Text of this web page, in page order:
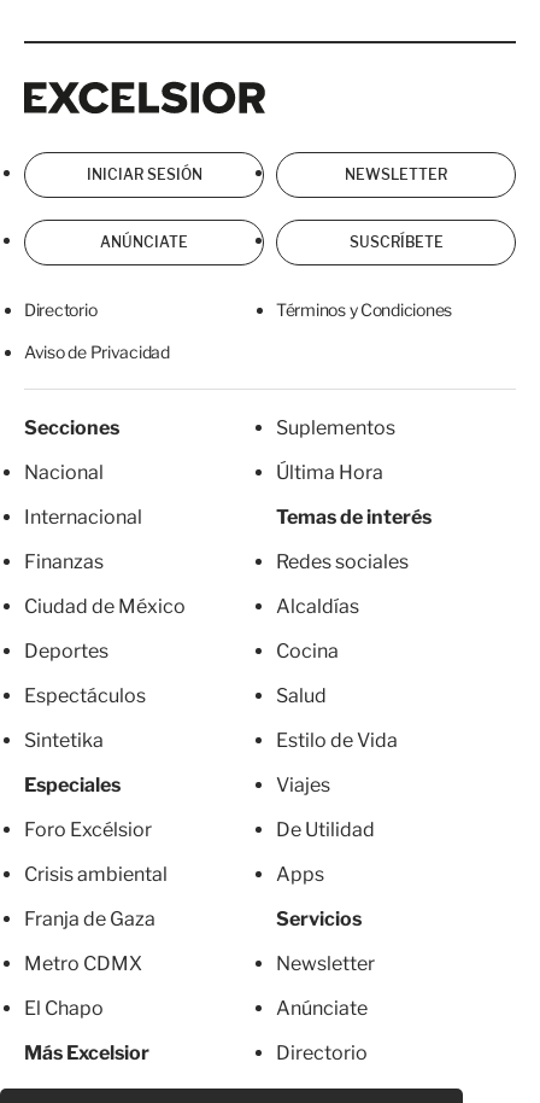
INICIAR SESIÓN NEWSLETTER
ANÚNCIATE SUSCRÍBETE
Directorio Términos y Condiciones
Aviso de Privacidad
Secciones
Nacional
Internacional
Finanzas
Ciudad de México
Deportes
Espectáculos
Sintetika
Especiales
Foro Excélsior
Crisis ambiental
Franja de Gaza
Metro CDMX
El Chapo
Más Excelsior
Suplementos
Última Hora
Temas de interés
Redes sociales
Alcaldías
Cocina
Salud
Estilo de Vida
Viajes
De Utilidad
Apps
Servicios
Newsletter
Anúnciate
Directorio